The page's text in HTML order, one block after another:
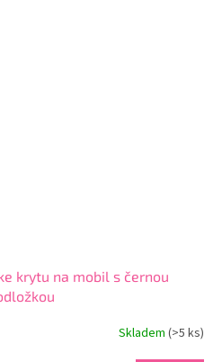
krytu na mobil s černou
Skladem (>5 ks)